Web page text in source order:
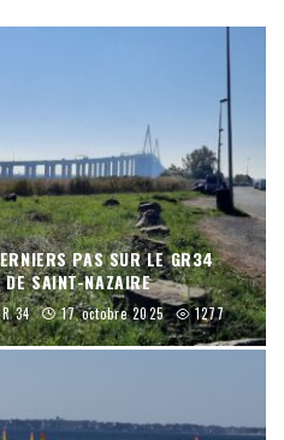
PAS SUR LE GR34
DE SAINT-NAZAIRE
34 17 octobre 2025 1277